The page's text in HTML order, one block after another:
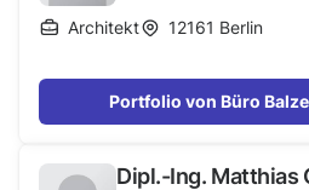
Architekt 12161 Berlin
Portfolio von Büro
Dipl.-Ing. Matthias